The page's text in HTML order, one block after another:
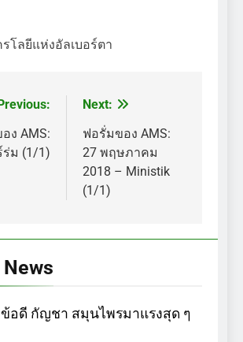
โลยีแห่งอัลเบอร์ตา
ว
ง AMS:
ม (1/1)
Next:
ฟอรั่มของ AMS:
27 พฤษภาคม
2018 – Ministik
(1/1)
อดี กัญชา สมุนไพรมาแรงสุด ๆ